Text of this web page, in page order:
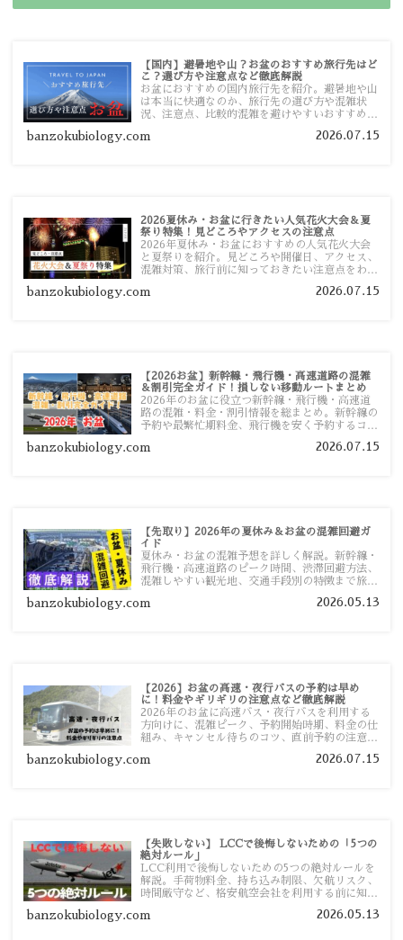
【国内】避暑地や山？お盆のおすすめ旅行先はど
こ？選び方や注意点など徹底解説
お盆におすすめの国内旅行先を紹介。避暑地や山
は本当に快適なのか、旅行先の選び方や混雑状
況、注意点、比較的混雑を避けやすいおすすめス
す。
banzokubiology.com 2026.07.15
2026夏休み・お盆に行きたい人気花火大会＆夏
祭り特集！見どころやアクセスの注意点
2026年夏休み・お盆におすすめの人気花火大会
と夏祭りを紹介。見どころや開催日、アクセス、
混雑対策、旅行前に知っておきたい注意点をわか
banzokubiology.com 2026.07.15
【2026お盆】新幹線・飛行機・高速道路の混雑
＆割引完全ガイド！損しない移動ルートまとめ
2026年のお盆に役立つ新幹線・飛行機・高速道
路の混雑・料金・割引情報を総まとめ。新幹線の
予約や最繁忙期料金、飛行機を安く予約するコ
い移動方法を分かりやすく解説します。
banzokubiology.com 2026.07.15
【先取り】2026年の夏休み＆お盆の混雑回避ガ
イド
夏休み・お盆の混雑予想を詳しく解説。新幹線・
飛行機・高速道路のピーク時間、渋滞回避方法、
混雑しやすい観光地、交通手段別の特徴まで旅行
banzokubiology.com 2026.05.13
【2026】お盆の高速・夜行バスの予約は早め
に！料金やギリギリの注意点など徹底解説
2026年のお盆に高速バス・夜行バスを利用する
方向けに、混雑ピーク、予約開始時期、料金の仕
組み、キャンセル待ちのコツ、直前予約の注意点
banzokubiology.com 2026.07.15
【失敗しない】 LCCで後悔しないための「5つの
絶対ルール」
LCC利用で後悔しないための5つの絶対ルールを
解説。手荷物料金、持ち込み制限、欠航リスク、
時間厳守など、格安航空会社を利用する前に知っ
す。
banzokubiology.com 2026.05.13